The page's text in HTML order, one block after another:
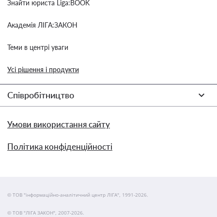
Знайти юриста Liga:BOOK
Академія ЛІГА:ЗАКОН
Теми в центрі уваги
Усі рішення і продукти
Співробітництво
Умови використання сайту
Політика конфіденційності
© ТОВ "інформаційно-аналітичний центр ЛІГА", 1991-2026.
© ТОВ "ЛІГА ЗАКОН", 2007-2026.